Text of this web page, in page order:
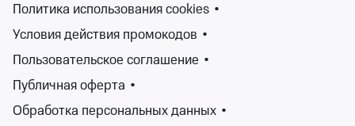
Изменить фильтры
Политика использования cookies •
Условия действия промокодов •
Пользовательское соглашение •
Публичная оферта •
Обработка персональных данных •